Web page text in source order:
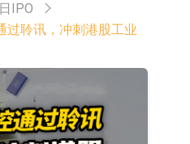
跌35.71%涨+218.75%，
未开展对外的语料商业
器件等电子及机械产业
智造服务
民爆企业依法依规实施
年形成3-5家具有较
IPO
过聆讯，冲刺港股工业